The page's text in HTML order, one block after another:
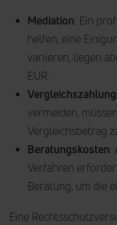
Mediation: Ein
helfen, eine
variieren, liegen
EUR.
vermeiden,
Vergleichsbetrag
Beratungskosten:
Verfahren
Beratung, um die
Eine